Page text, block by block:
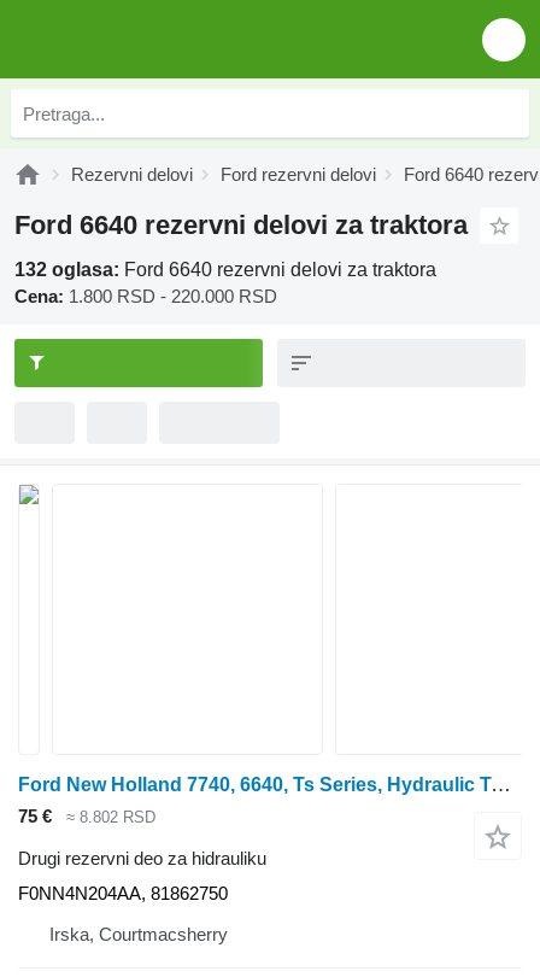
Rezervni delovi Ford rezervni delovi Ford 6640
Ford 6640 rezervni delovi za traktora
132 oglasa: Ford 6640 rezervni delovi za traktora
Cena: 1.800 RSD - 220.000 RSD
Ford New Holland 7740, 6640, Ts Series, Hydraulic Tube 81862750, F0nn F0NN4N204AA za 7740 traktora točkaša
75 € ≈ 8.802 RSD
Drugi rezervni deo za hidrauliku
F0NN4N204AA, 81862750
Irska, Courtmacsherry